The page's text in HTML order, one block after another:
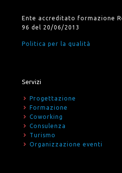
Ente accreditato formazione
96 del 20/06/2013
Politica per la qualità
Servizi
Progettazione
Formazione
Coworking
Consulenza
Turismo
Organizzazione eventi